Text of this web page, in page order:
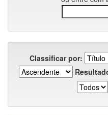
Classificar por: